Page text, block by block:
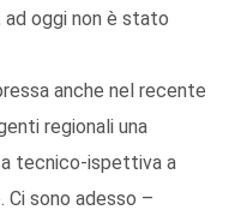
ad oggi non è stato
anche nel recente
regionali una
tecnico-ispettiva a
Ci sono adesso –